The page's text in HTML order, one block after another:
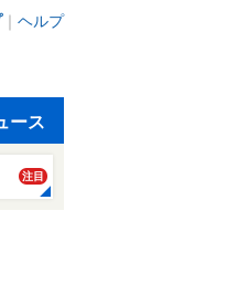
｜ ヘルプ
ース
注目